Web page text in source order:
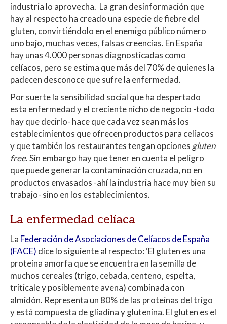
industria lo aprovecha. La gran desinformación que
hay al respecto ha creado una especie de fiebre del
gluten, convirtiéndolo en el enemigo público número
uno bajo, muchas veces, falsas creencias. En España
hay unas 4.000 personas diagnosticadas como
celíacos, pero se estima que más del 70% de quienes la
padecen desconoce que sufre la enfermedad.
Por suerte la sensibilidad social que ha despertado
esta enfermedad y el creciente nicho de negocio -todo
hay que decirlo- hace que cada vez sean más los
establecimientos que ofrecen productos para celíacos
y que también los restaurantes tengan opciones gluten
free. Sin embargo hay que tener en cuenta el peligro
que puede generar la contaminación cruzada, no en
productos envasados -ahí la industria hace muy bien su
trabajo- sino en los establecimientos.
La enfermedad celíaca
La Federación de Asociaciones de Celíacos de España
(FACE) dice lo siguiente al respecto: ‘El gluten es una
proteína amorfa que se encuentra en la semilla de
muchos cereales (trigo, cebada, centeno, espelta,
triticale y posiblemente avena) combinada con
almidón. Representa un 80% de las proteínas del trigo
y está compuesta de gliadina y glutenina. El gluten es el